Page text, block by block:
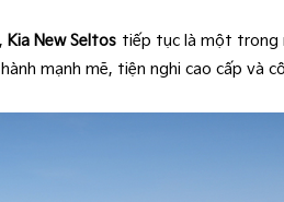
Kia New Seltos tiếp tục là một trong
mạnh mẽ, tiện nghi cao cấp và